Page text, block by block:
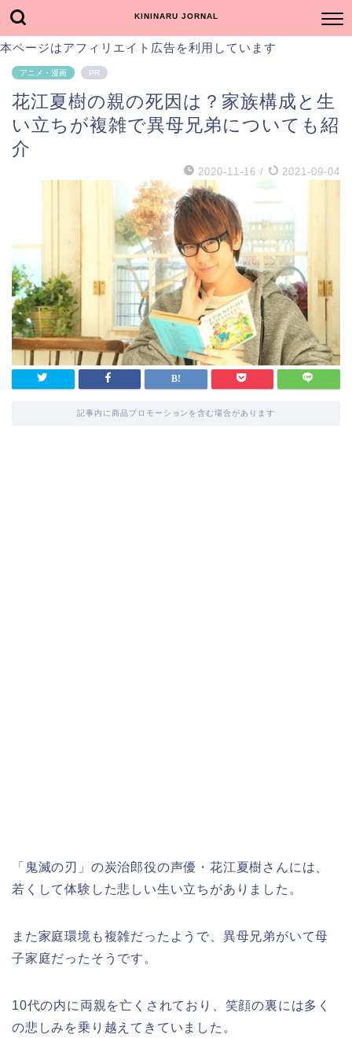
KININARU JORNAL
本ページはアフィリエイト広告を利用しています
アニメ・漫画 PR
花江夏樹の親の死因は？家族構成と生
い立ちが複雑で異母兄弟についても紹
介
2020-11-16 / 2021-09-04
記事内に商品プロモーションを含む場合があります
「鬼滅の刃」の炭治郎役の声優・花江夏樹さんには、
若くして体験した悲しい生い立ちがありました。
また家庭環境も複雑だったようで、異母兄弟がいて母
子家庭だったそうです。
10代の内に両親を亡くされており、笑顔の裏には多く
の悲しみを乗り越えてきていました。